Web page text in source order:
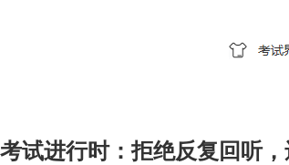
考试进行时：拒绝反复回听